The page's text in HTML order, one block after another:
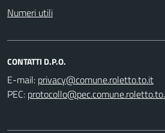
Numeri utili
CONTATTI D.P.O.
E-mail:
PEC: